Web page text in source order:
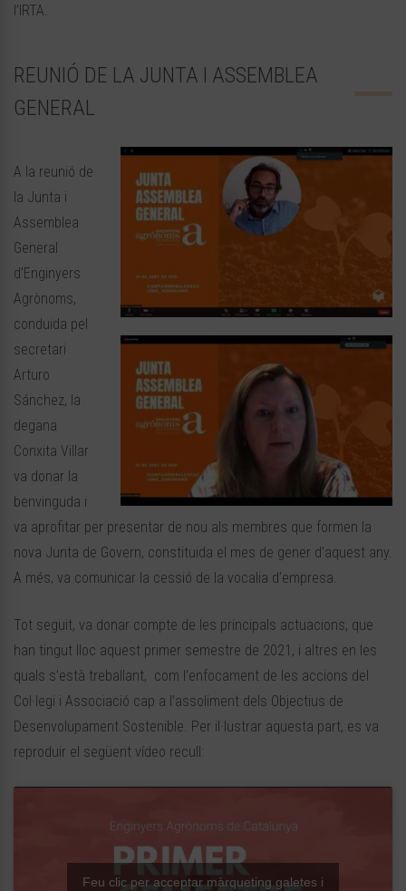
l’IRTA.
REUNIÓ DE LA JUNTA I ASSEMBLEA
GENERAL
A la reunió de
la Junta i
Assemblea
General
d’Enginyers
Agrònoms,
conduida pel
secretari
Arturo
Sánchez, la
degana
Conxita Villar
va donar la
benvinguda i
va aprofitar per presentar de nou als membres que formen la
nova Junta de Govern, constituida el mes de gener d’aquest any.
A més, va comunicar la cessió de la vocalia d’empresa.
Tot seguit, va donar compte de les principals actuacions, que
han tingut lloc aquest primer semestre de 2021, i altres en les
quals s’està treballant, com l’enfocament de les accions del
Col·legi i Associació cap a l’assoliment dels Objectius de
Desenvolupament Sostenible. Per il·lustrar aquesta part, es va
reproduir el següent vídeo recull:
Feu clic per acceptar màrqueting galetes i